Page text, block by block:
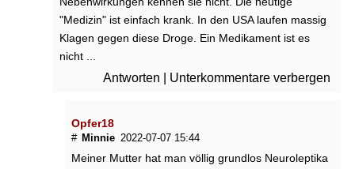
"Medizin" ist einfach krank. In den USA laufen massig
Klagen gegen diese Droge. Ein Medikament ist es
nicht ...
Antworten Unterkommentare verbergen
Opfer18
# Minnie 2022-07-07 15:44
Meiner Mutter hat man völlig grundlos Neuroleptika